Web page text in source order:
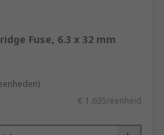
Fuse, 6.3 x 32 mm
€ 1,635/eenheid